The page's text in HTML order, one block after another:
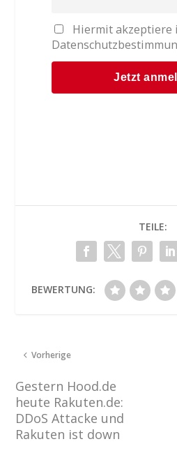
Hiermit akzeptiere
TEILE:
BEWERTUNG:
Vorherige
Gestern Hood.de
heute Rakuten.de:
DDoS Attacke und
Rakuten ist down